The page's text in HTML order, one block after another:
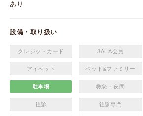
あり
設備・取り扱い
クレジットカード JAHA会員
アイペット ペット&ファミリー
駐車場 救急・夜間
往診 往診専門